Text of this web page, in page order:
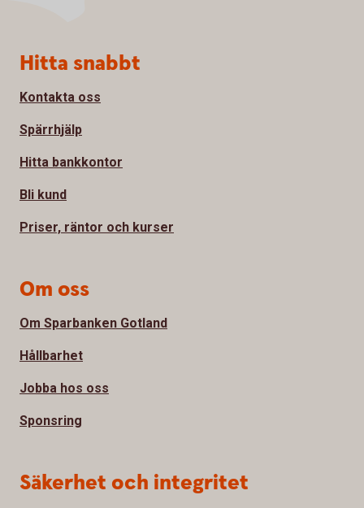
Sidfot
Hitta snabbt
Kontakta oss
Spärrhjälp
Hitta bankkontor
Bli kund
Priser, räntor och kurser
Om oss
Om Sparbanken Gotland
Hållbarhet
Jobba hos oss
Sponsring
Säkerhet och integritet